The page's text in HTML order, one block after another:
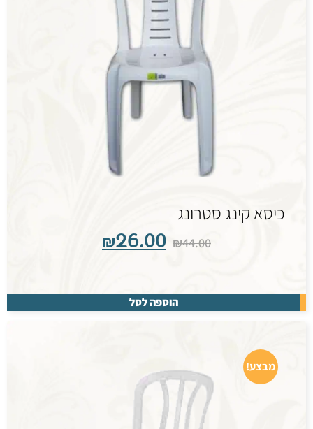
כיסא קינג סטרונג
₪44.00
₪26.00
הוספה לסל
מבצע!